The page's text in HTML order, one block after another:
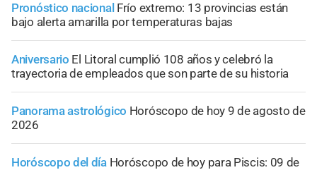
Pronóstico nacional Frío extremo: 13 provincias están
bajo alerta amarilla por temperaturas bajas
Aniversario El Litoral cumplió 108 años y celebró la
trayectoria de empleados que son parte de su historia
Panorama astrológico Horóscopo de hoy 9 de agosto de
2026
Horóscopo del día Horóscopo de hoy para Piscis: 09 de